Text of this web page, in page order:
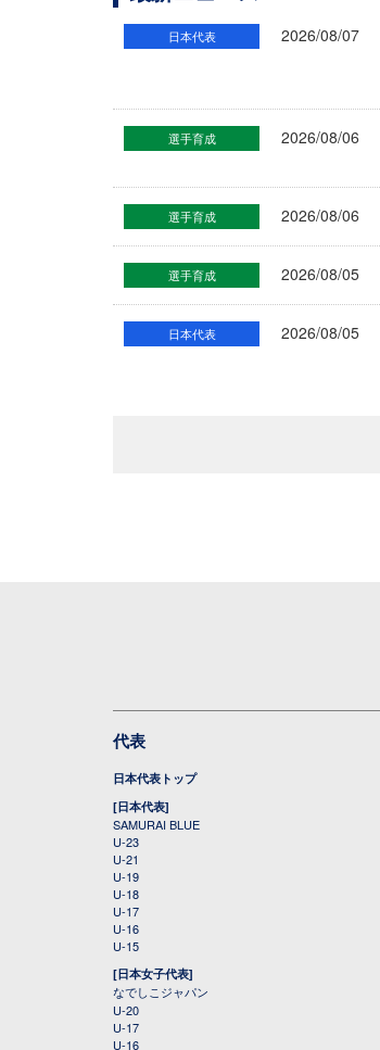
日本代表 2026/08/07
選手育成 2026/08/06
選手育成 2026/08/06
選手育成 2026/08/05
日本代表 2026/08/05
代表
日本代表トップ
[日本代表]
SAMURAI BLUE
U-23
U-21
U-19
U-18
U-17
U-16
U-15
[日本女子代表]
なでしこジャパン
U-20
U-17
U-16